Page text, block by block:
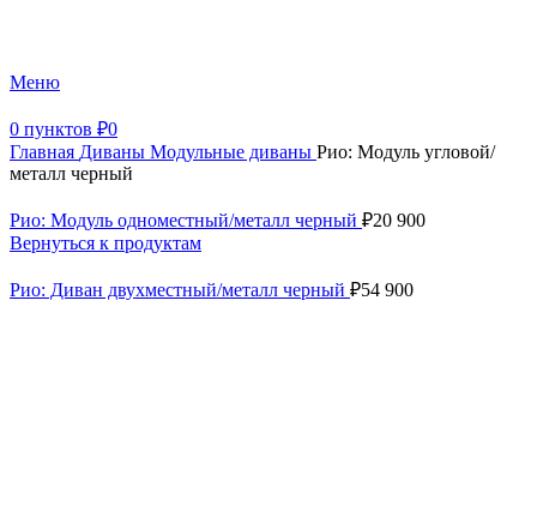
Меню
0 пунктов ₽0
Главная Диваны Модульные диваны Рио: Модуль угловой/
металл черный
Рио: Модуль одноместный/металл черный ₽20 900
Вернуться к продуктам
Рио: Диван двухместный/металл черный ₽54 900